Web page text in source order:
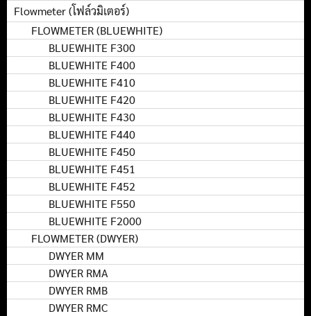
Flowmeter (โฟล์วมิเตอร์)
FLOWMETER (BLUEWHITE)
BLUEWHITE F300
BLUEWHITE F400
BLUEWHITE F410
BLUEWHITE F420
BLUEWHITE F430
BLUEWHITE F440
BLUEWHITE F450
BLUEWHITE F451
BLUEWHITE F452
BLUEWHITE F550
BLUEWHITE F2000
FLOWMETER (DWYER)
DWYER MM
DWYER RMA
DWYER RMB
DWYER RMC